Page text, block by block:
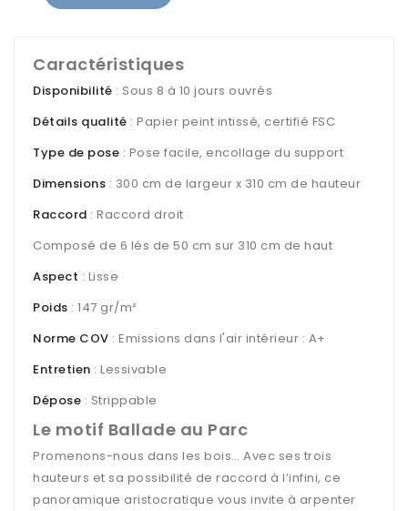
Caractéristiques
Disponibilité : Sous 8 à 10 jours ouvrés
Détails qualité : Papier peint intissé, certifié FSC
Type de pose : Pose facile, encollage du support
Dimensions : 300 cm de largeur x 310 cm de hauteur
Raccord : Raccord droit
Composé de 6 lés de 50 cm sur 310 cm de haut
Aspect : Lisse
Poids : 147 gr/m²
Norme COV : Emissions dans l'air intérieur : A+
Entretien : Lessivable
Dépose : Strippable
Le motif Ballade au Parc
Promenons-nous dans les bois… Avec ses trois
hauteurs et sa possibilité de raccord à l’infini, ce
panoramique aristocratique vous invite à arpenter